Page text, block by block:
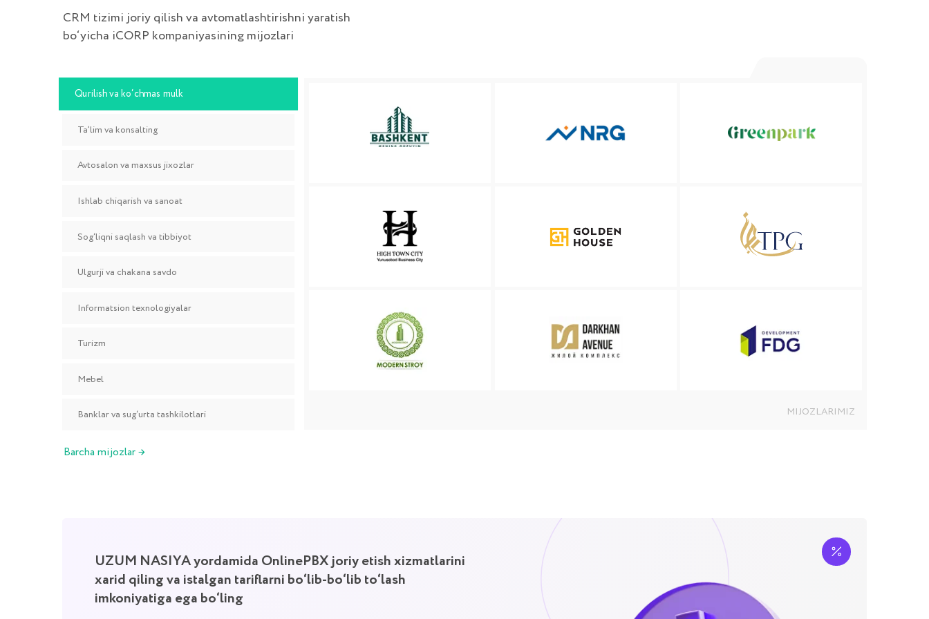
Sog‘liqni saqlash va tibbiyot
Ulgurji va chakana savdo
Informatsion texnologiyalar
Turizm
Barcha mijozlar →
Banklar va sug‘urta tashkilotlari
UZUM NASIYA yordamida OnlinePBX joriy etish xizmatlarini
xarid qiling va istalgan tariflarni bo‘lib-bo‘lib to‘lash
imkoniyatiga ega bo‘ling
to‘lashning barcha imkoniyatlari haqida batafsil bilib oling.
BATAFSIL
30 kunlik abonent to‘lovi
KALKULYATOR